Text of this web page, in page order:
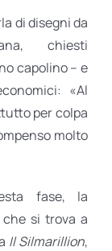
di disegni da
chiesti
capolino – e
«Al
per colpa
molto
fase, la
si trova a
Il Silmarillion,